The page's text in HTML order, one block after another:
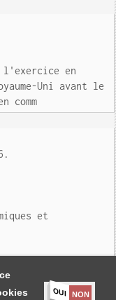
OUI NON
en
Uni avant le
comm
et